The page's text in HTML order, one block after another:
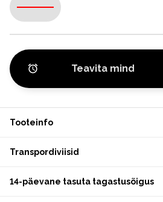
-
Teavita mind
Tooteinfo
Transpordiviisid
14-päevane tasuta tagastusõigus